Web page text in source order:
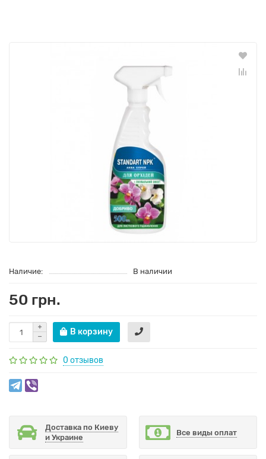
Наличие: В наличии
50 грн.
В корзину
0 отзывов
Доставка по Киеву
и Украине
Все виды оплат